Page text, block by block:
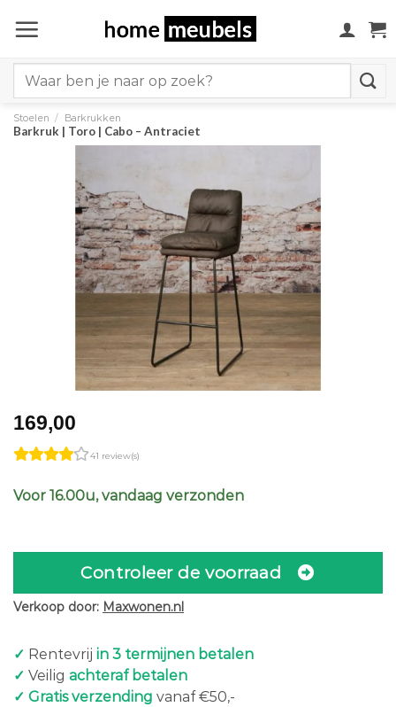
naar
for:
Stoelen / Barkrukken
Barkruk | Toro | Cabo – Antraciet
169,00
41 review(s)
Voor 16.00u, vandaag verzonden
Controleer de voorraad
Verkoop door: Maxwonen.nl
✓ Rentevrij in 3 termijnen betalen
✓ Veilig achteraf betalen
✓ Gratis verzending vanaf €50,-